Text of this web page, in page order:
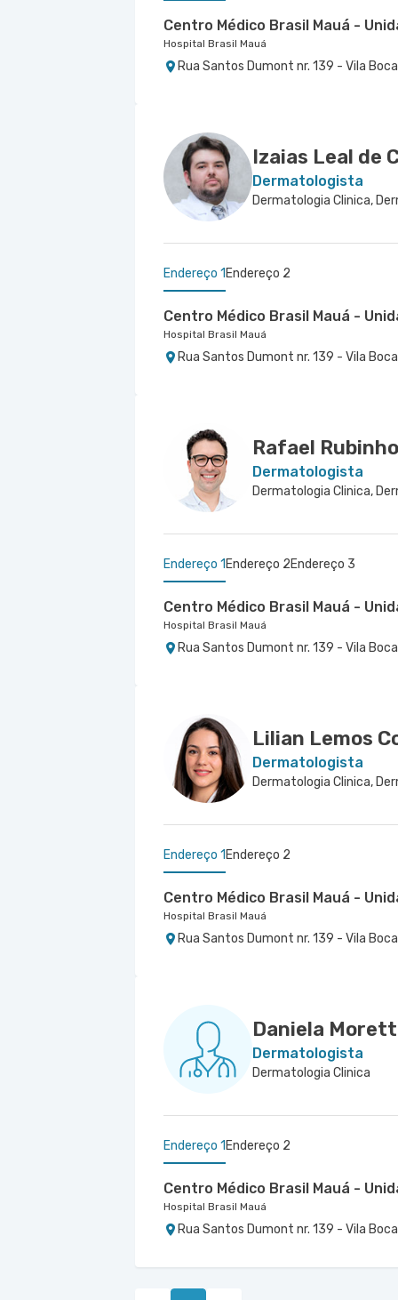
Centro Médico Brasil Mauá -
Hospital Brasil Mauá
Rua Santos Dumont nr. 139 - Vila
Conceicao, Sao Paulo - SP
Izaias Leal de
Dermatologista
Dermatologia Clinica,
Endereço 1 Endereço 2
Centro Médico Brasil Mauá -
Hospital Brasil Mauá
Rua Santos Dumont nr. 139 - Vila
Andre - SP
Rafael Rubinho
Dermatologista
Endereço 1 Endereço 2Endereço 3
Centro Médico Brasil Mauá -
Hospital Brasil Mauá
Rua Santos Dumont nr. 139 - Vila
Lilian Lemos
Dermatologista
Dermatologia Clinica,
Endereço 1 Endereço 2
Centro Médico Brasil Mauá -
Hospital Brasil Mauá
Rua Santos Dumont nr. 139 - Vila
Daniela
Dermatologista
Dermatologia Clinica
Endereço 1 Endereço 2
Centro Médico Brasil Mauá -
Hospital Brasil Mauá
Rua Santos Dumont nr. 139 - Vila
Hospital e Maternidade Ribeirão Pires
Rua Major Cardim nr. 461 - Suissa,